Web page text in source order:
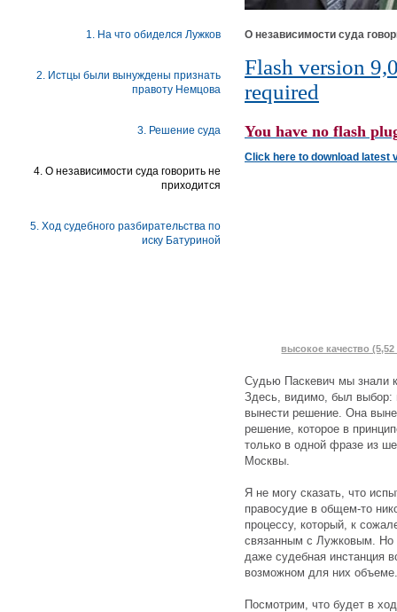
1. На что обиделся Лужков
2. Истцы были вынуждены признать
правоту Немцова
3. Решение суда
4. О независимости суда говорить не
приходится
5. Ход судебного разбирательства по
иску Батуриной
О независимости суда
Flash version
required
You have no flash
Click here to download latest
высокое качество
Судью Паскевич мы знали
Здесь, видимо, был выбор:
вынести решение. Она
решение, которое в
только в одной фразе из
Москвы.
Я не могу сказать, что
правосудие в общем-то
процессу, который, к
связанным с Лужковым. Но
даже судебная инстанция
возможном для них
Посмотрим, что будет в